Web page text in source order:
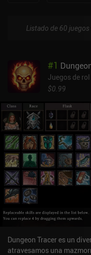
Listado de 60
#1
Juegos de rol
$0.99
Dungeon Tracer es un
atravesamos una